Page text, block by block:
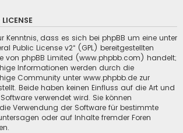
Kenntnis, dass es sich bei phpBB um eine unter
Public License v2“ (GPL) bereitgestellten
von phpBB Limited (www.phpbb.com) handelt;
Informationen werden durch die
Community unter www.phpbb.de zur
Beide haben keinen Einfluss auf die Art und
verwendet wird. Sie können
Verwendung der Software für bestimmte
oder auf Inhalte fremder Foren